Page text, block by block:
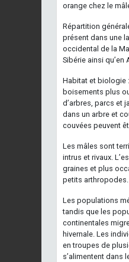
orange chez le
Répartition
présent dans une
occidental de la
Sibérie ainsi qu’en
Habitat et biologie
boisements plus
d’arbres, parcs et
dans un arbre et
couvées peuvent
Les mâles sont
intrus et rivaux.
graines et plus
petits arthropodes.
Les populations
tandis que les
continentales
hivernale. Les
en troupes de
s’alimentent dans